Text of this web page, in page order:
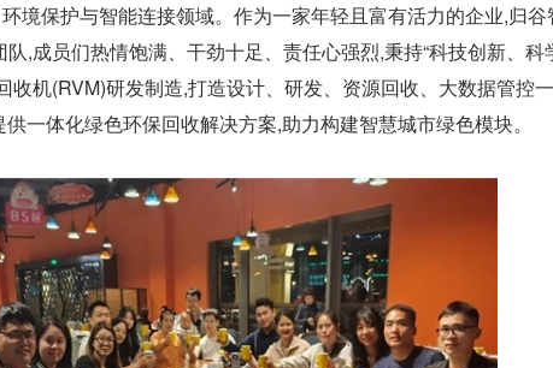
境保护与智能连接领域。作为一家年轻且富有活力的企业,归谷
,成员们热情饱满、干劲十足、责任心强烈,秉持“科技创新、科
收机(RVM)研发制造,打造设计、研发、资源回收、大数据管控
一体化绿色环保回收解决方案,助力构建智慧城市绿色模块。